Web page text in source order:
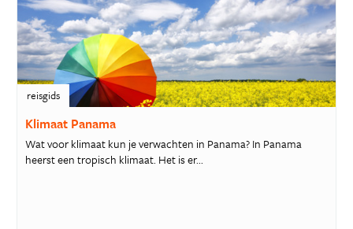
reisgids
Klimaat Panama
Wat voor klimaat kun je verwachten in Panama? In Panama
heerst een tropisch klimaat. Het is er...